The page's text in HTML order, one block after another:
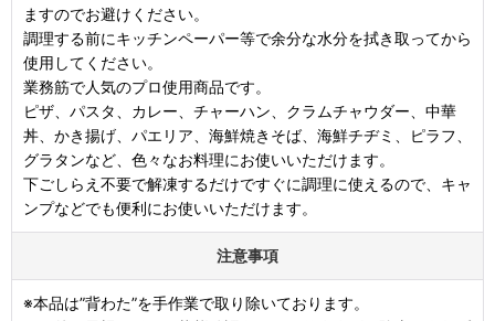
ますのでお避けください。
調理する前にキッチンペーパー等で余分な水分を拭き取ってから
使用してください。
業務筋で人気のプロ使用商品です。
ピザ、パスタ、カレー、チャーハン、クラムチャウダー、中華
丼、かき揚げ、パエリア、海鮮焼きそば、海鮮チヂミ、ピラフ、
グラタンなど、色々なお料理にお使いいただけます。
下ごしらえ不要で解凍するだけですぐに調理に使えるので、キャ
ンプなどでも便利にお使いいただけます。
注意事項
※本品は”背わた”を手作業で取り除いております。